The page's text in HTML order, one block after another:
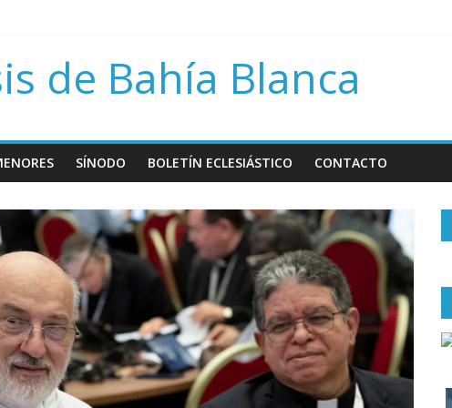
Papa Francisco
del día del niño por nacer
de Bahía Blanca
SÍNODO BOLETÍN ECLESIÁSTICO CONTACTO